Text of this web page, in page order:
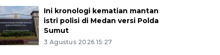
Ini kronologi kematian mantan
istri polisi di Medan versi Polda
Sumut
3 Agustus 2026 15:27